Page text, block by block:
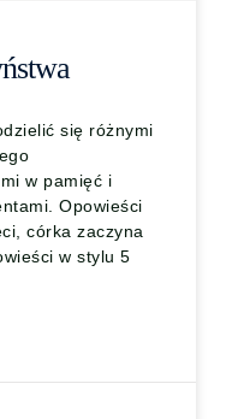
się różnymi
w pamięć i
Opowieści
córka zaczyna
w stylu 5